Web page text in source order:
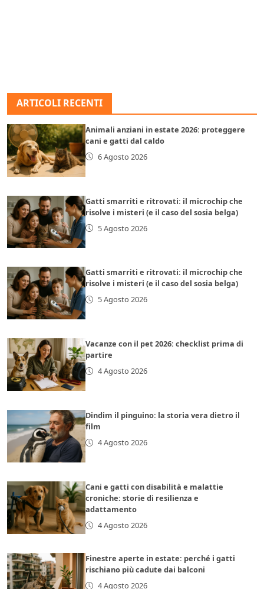
ARTICOLI RECENTI
Animali anziani in estate 2026: proteggere
cani e gatti dal caldo
6 Agosto 2026
Gatti smarriti e ritrovati: il microchip che
risolve i misteri (e il caso del sosia belga)
5 Agosto 2026
Gatti smarriti e ritrovati: il microchip che
risolve i misteri (e il caso del sosia belga)
5 Agosto 2026
Vacanze con il pet 2026: checklist prima di
partire
4 Agosto 2026
Dindim il pinguino: la storia vera dietro il
film
4 Agosto 2026
Cani e gatti con disabilità e malattie
croniche: storie di resilienza e
adattamento
4 Agosto 2026
Finestre aperte in estate: perché i gatti
rischiano più cadute dai balconi
4 Agosto 2026